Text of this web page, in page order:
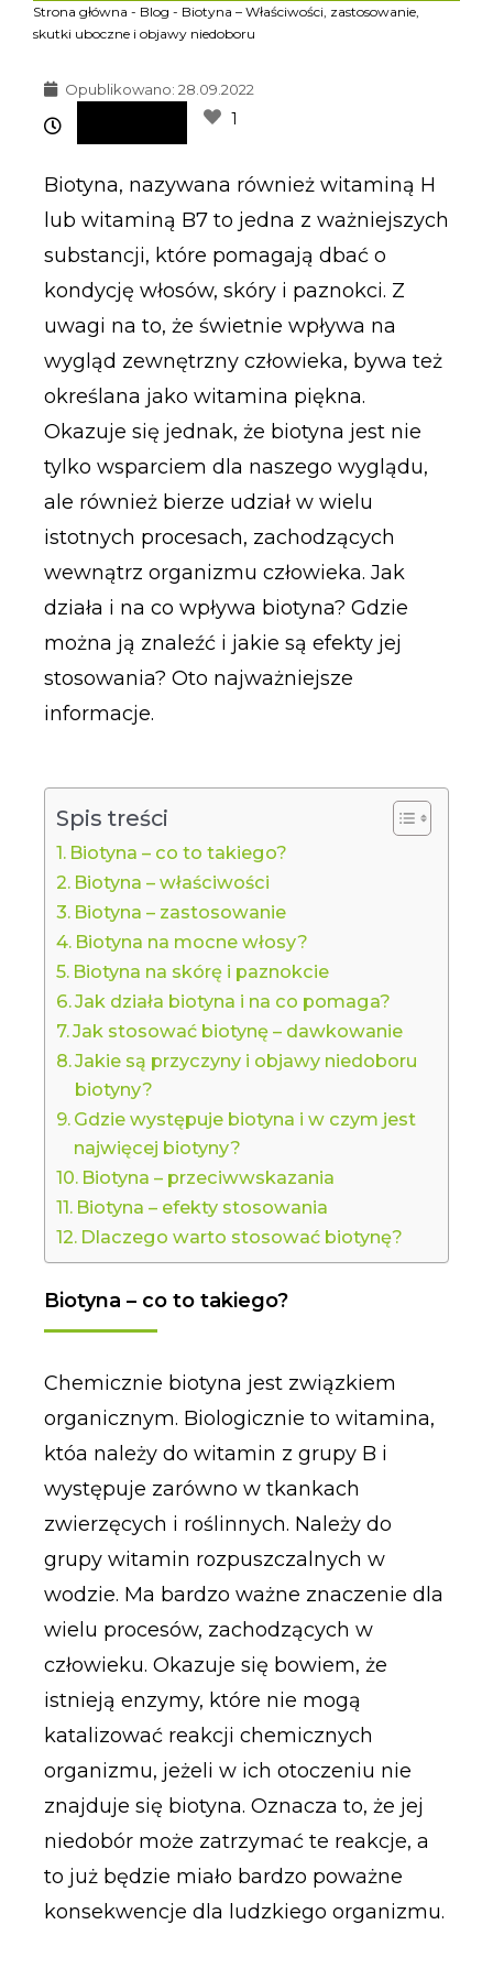
Strona główna - Blog - Biotyna – Właściwości, zastosowanie,
skutki uboczne i objawy niedoboru
Opublikowano: 28.09.2022
1
Biotyna, nazywana również witaminą H
lub witaminą B7 to jedna z ważniejszych
substancji, które pomagają dbać o
kondycję włosów, skóry i paznokci. Z
uwagi na to, że świetnie wpływa na
wygląd zewnętrzny człowieka, bywa też
określana jako witamina piękna.
Okazuje się jednak, że biotyna jest nie
tylko wsparciem dla naszego wyglądu,
ale również bierze udział w wielu
istotnych procesach, zachodzących
wewnątrz organizmu człowieka. Jak
działa i na co wpływa biotyna? Gdzie
można ją znaleźć i jakie są efekty jej
stosowania? Oto najważniejsze
informacje.
Spis treści
Biotyna – co to takiego?
Biotyna – właściwości
Biotyna – zastosowanie
Biotyna na mocne włosy?
Biotyna na skórę i paznokcie
Jak działa biotyna i na co pomaga?
Jak stosować biotynę – dawkowanie
Jakie są przyczyny i objawy niedoboru
biotyny?
Gdzie występuje biotyna i w czym jest
najwięcej biotyny?
Biotyna – przeciwwskazania
Biotyna – efekty stosowania
Dlaczego warto stosować biotynę?
Biotyna – co to takiego?
Chemicznie biotyna jest związkiem
organicznym. Biologicznie to witamina,
któa należy do witamin z grupy B i
występuje zarówno w tkankach
zwierzęcych i roślinnych. Należy do
grupy witamin rozpuszczalnych w
wodzie. Ma bardzo ważne znaczenie dla
wielu procesów, zachodzących w
człowieku. Okazuje się bowiem, że
istnieją enzymy, które nie mogą
katalizować reakcji chemicznych
organizmu, jeżeli w ich otoczeniu nie
znajduje się biotyna. Oznacza to, że jej
niedobór może zatrzymać te reakcje, a
to już będzie miało bardzo poważne
konsekwencje dla ludzkiego organizmu.